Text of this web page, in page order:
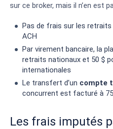
sur ce broker, mais il n’en est
Pas de frais sur les
ACH
Par virement bancaire, la
retraits nationaux et 50 $
internationales
Le transfert d’un compte
concurrent est facturé à
Les frais imputés